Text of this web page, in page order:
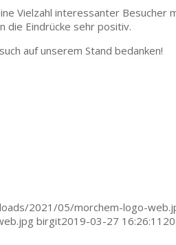
Vielzahl interessanter Besucher
die Eindrücke sehr positiv.
auf unserem Stand bedanken!
2021/05/morchem-logo-
birgit2019-03-27 16:26:11